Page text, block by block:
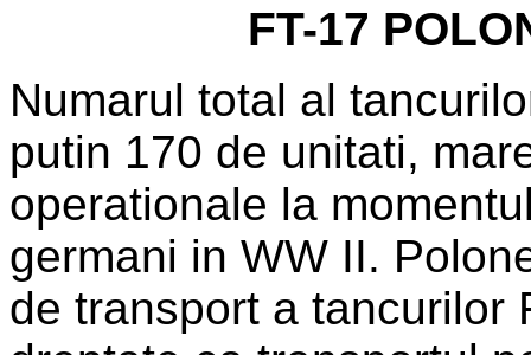
FT-17
Numarul total al
putin 170 de unitati,
operationale la
germani in WW II.
de transport a tancurilor